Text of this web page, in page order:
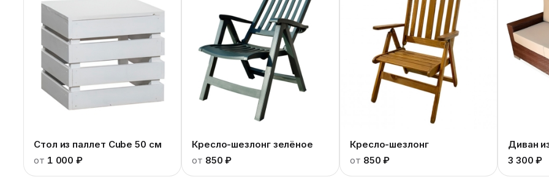
Стол из паллет Cube 50 см
от 1 000 ₽
Кресло-шезлонг зелёное
от 850 ₽
Кресло-шезлонг
от 850 ₽
Диван
3 300 ₽